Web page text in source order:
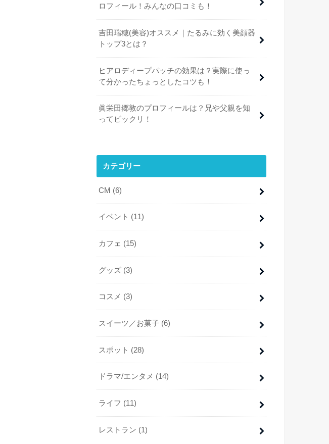
ロフィール！みんなの口コミも！
吉田瑞穂(美容)オススメ｜たるみに効く美顔器
トップ3とは？
ヒアロディープパッチの効果は？実際に使っ
て分かったちょっとしたコツも！
眞栄田郷敦のプロフィールは？兄や父親を知
ってビックリ！
カテゴリー
CM (6)
イベント (11)
カフェ (15)
グッズ (3)
コスメ (3)
スイーツ／お菓子 (6)
スポット (28)
ドラマ/エンタメ (14)
ライフ (11)
レストラン (1)